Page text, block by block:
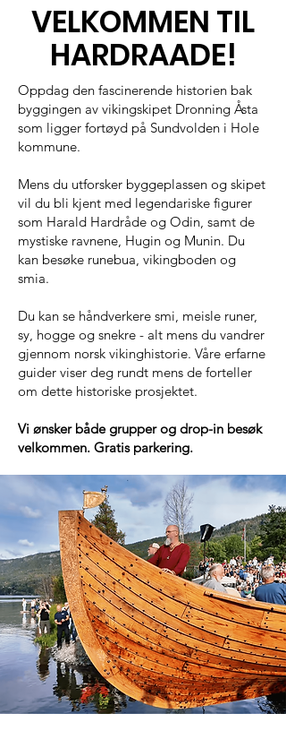
VELKOMMEN TIL
HARDRAADE!
Oppdag den fascinerende historien bak
byggingen av vikingskipet Dronning Åsta
som ligger fortøyd på Sundvolden i Hole
kommune.
Mens du utforsker byggeplassen og skipet
vil du bli kjent med legendariske figurer
som Harald Hardråde og Odin, samt de
mystiske ravnene, Hugin og Munin. Du
kan besøke runebua, vikingboden og
smia.
Du kan se håndverkere smi, meisle runer,
sy, hogge og snekre - alt mens du vandrer
gjennom norsk vikinghistorie. Våre erfarne
guider viser deg rundt mens de forteller
om dette historiske prosjektet.
Vi ønsker både grupper og drop-in besøk
velkommen. Gratis parkering.